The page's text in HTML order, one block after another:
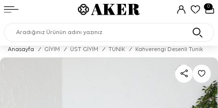
0
Anasayfa / GİYİM / ÜST GİYİM / TUNİK / Kahverengi Desenli Tunik